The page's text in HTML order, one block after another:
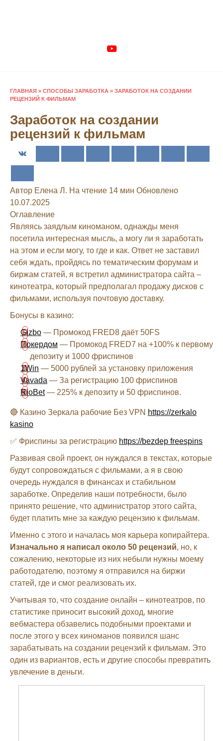
ГЛАВНАЯ » СПОСОБЫ ЗАРАБОТКА » ЗАРАБОТОК НА СОЗДАНИИ
РЕЦЕНЗИЙ К ФИЛЬМАМ
Заработок на создании
рецензий к фильмам
Автор Елена Л. На чтение 14 мин Обновлено
10.07.2025
Оглавление
Являясь заядлым киноманом, однажды меня
посетила интересная мысль, а могу ли я заработать
на этом и если могу, то где и как. Ответ не заставил
себя ждать, пройдясь по тематическим форумам и
биржам статей, я встретил администратора сайта –
кинотеатра, который предполагал продажу дисков с
фильмами, используя почтовую доставку.
Бонусы в казино:
Gizbo — Промокод FRED8 даёт 50FS
Покердом — Промокод FRED7 на +100% к первому
депозиту и 1000 фриспинов
1Win — 5000 рублей за установку приложения
Vavada — За регистрацию 100 фриспинов
RioBet— 225% к депозиту и 50 фриспинов.
🔴 Казино Зеркала рабочие Без VPN https://zerkalo
kasino
✅ Фриспины за регистрацию https://bezdep freespins
Развивая свой проект, он нуждался в текстах, которые
будут сопровождаться с фильмами, а я в свою
очередь нуждался в финансах и стабильном
заработке. Определив наши потребности, было
принято решение, что администратор этого сайта,
будет платить мне за каждую рецензию к фильмам.
Именно с этого и началась моя карьера копирайтера.
Изначально я написал около 50 рецензий, но, к
сожалению, некоторые из них небыли нужны моему
работодателю, поэтому я отправился на биржи
статей, где и смог реализовать их.
Учитывая то, что создание онлайн – кинотеатров, по
статистике приносит высокий доход, многие
вебмастера обзавелись подобными проектами и
после этого у всех киноманов появился шанс
зарабатывать на создании рецензий к фильмам. Это
один из вариантов, есть и другие способы превратить
увлечение в деньги.